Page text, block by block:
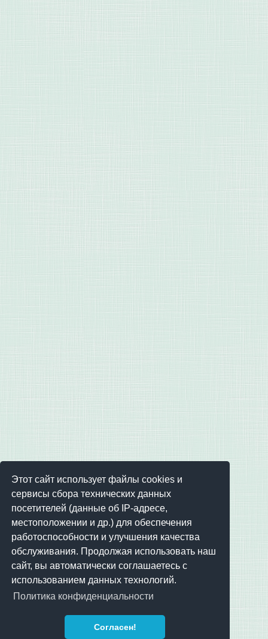
Этот сайт использует файлы cookies и
сервисы сбора технических данных
посетителей (данные об IP-адресе,
местоположении и др.) для обеспечения
работоспособности и улучшения качества
обслуживания. Продолжая использовать наш
сайт, вы автоматически соглашаетесь с
использованием данных технологий.
Политика конфиденциальности
Согласен!